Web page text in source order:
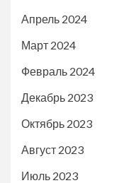
Апрель 2024
Март 2024
Февраль 2024
Декабрь 2023
Октябрь 2023
Август 2023
Июль 2023